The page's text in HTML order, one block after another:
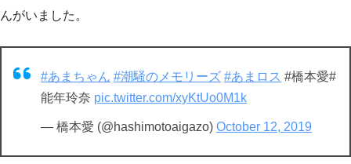
んがいました。
#あまちゃん #潮騒のメモリーズ #あまロス #橋本愛#
能年玲奈 pic.twitter.com/xyKtUo0M1k
— 橋本愛 (@hashimotoaigazo) October 12, 2019